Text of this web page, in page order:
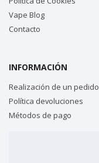
Vape Blog
Contacto
INFORMACIÓN
Realización de un pedido
Política devoluciones
Métodos de pago